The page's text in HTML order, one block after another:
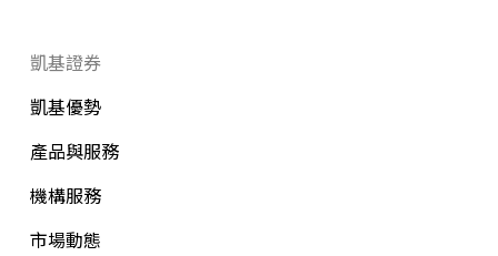
凱基證券
凱基優勢
產品與服務
機構服務
市場動態